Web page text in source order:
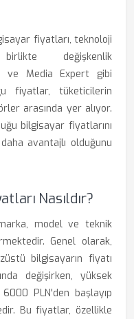
fiyatları, teknoloji
değişkenlik
ve Media Expert gibi
fiyatlar, tüketicilerin
arasında yer alıyor.
bilgisayar fiyatlarını
avantajlı olduğunu
Nasıldır?
model ve teknik
Genel olarak,
bilgisayarın fiyatı
değişirken, yüksek
PLN'den başlayıp
Bu fiyatlar, özellikle